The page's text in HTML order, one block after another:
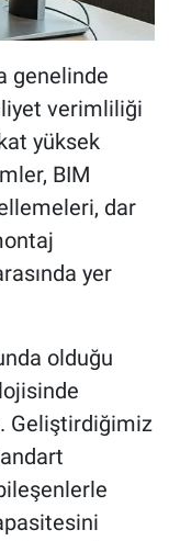
genelinde
verimliliği
yüksek
BIM
dar
yer
olduğu
Geliştirdiğimiz